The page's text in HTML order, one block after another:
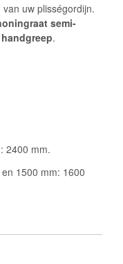
uw plisségordijn.
semi-
.
2400 mm.
1500 mm: 1600